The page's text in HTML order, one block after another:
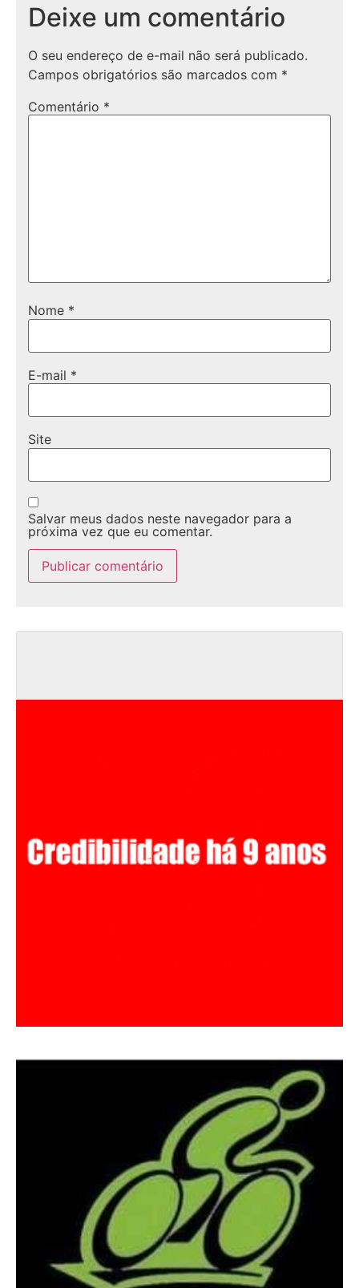
Deixe um comentário
O seu endereço de e-mail não será publicado.
Campos obrigatórios são marcados com *
Comentário *
Nome *
E-mail *
Site
Salvar meus dados neste navegador para a
próxima vez que eu comentar.